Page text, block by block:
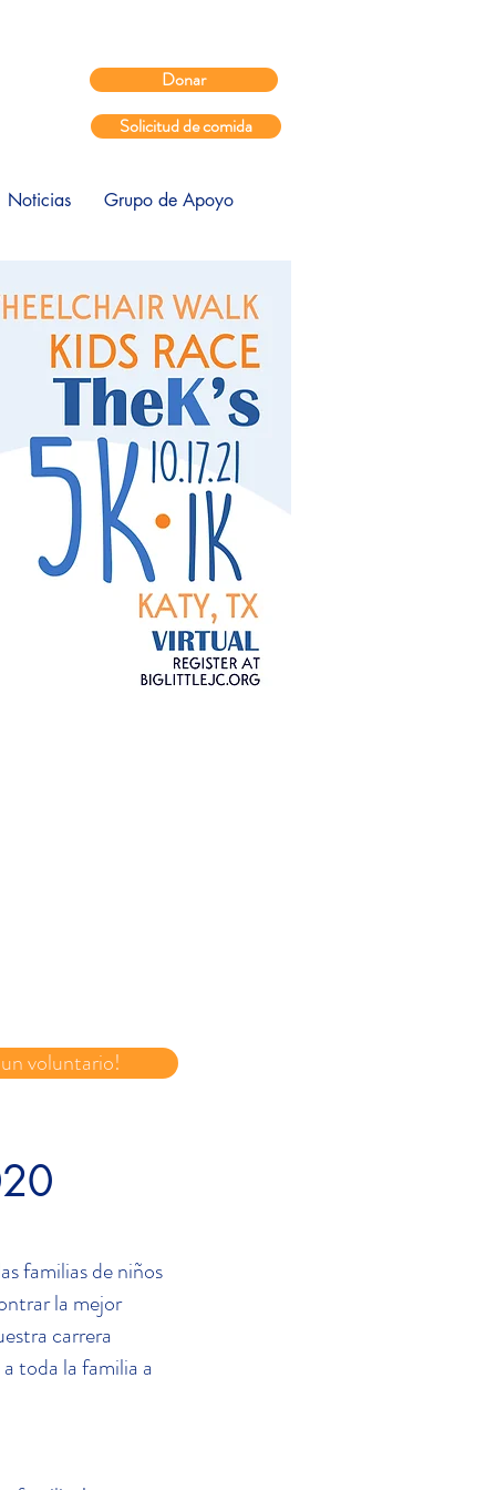
Donar
Solicitud de comida
Noticias Grupo de Apoyo
voluntario!
familias de niños
la mejor
carrera
toda la familia a